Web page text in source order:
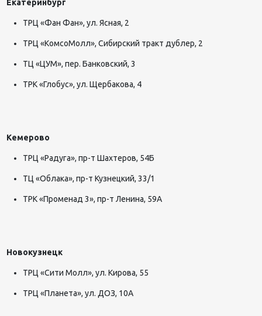
Екатеринбург
ТРЦ «Фан Фан», ул. Ясная, 2
ТРЦ «КомсоМолл», Сибирский тракт дублер, 2
ТЦ «ЦУМ», пер. Банковский, 3
ТРК «Глобус», ул. Щербакова, 4
Кемерово
ТРЦ «Радуга», пр-т Шахтеров, 54Б
ТЦ «Облака», пр-т Кузнецкий, 33/1
ТРК «Променад 3», пр-т Ленина, 59А
Новокузнецк
ТРЦ «Сити Молл», ул. Кирова, 55
ТРЦ «Планета», ул. ДОЗ, 10А